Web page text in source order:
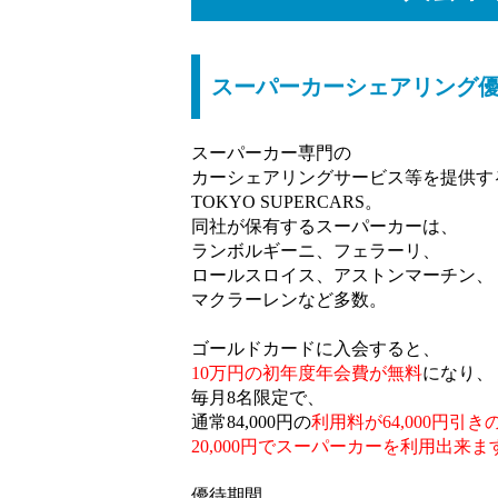
スーパーカーシェアリング
スーパーカー専門の
カーシェアリングサービス等を提供す
TOKYO SUPERCARS。
同社が保有するスーパーカーは、
ランボルギーニ、フェラーリ、
ロールスロイス、アストンマーチン、
マクラーレンなど多数。
ゴールドカードに入会すると、
10万円の初年度年会費が無料になり、
毎月8名限定で、
通常84,000円の利用料が64,000円引き
20,000円でスーパーカーを利用出来ま